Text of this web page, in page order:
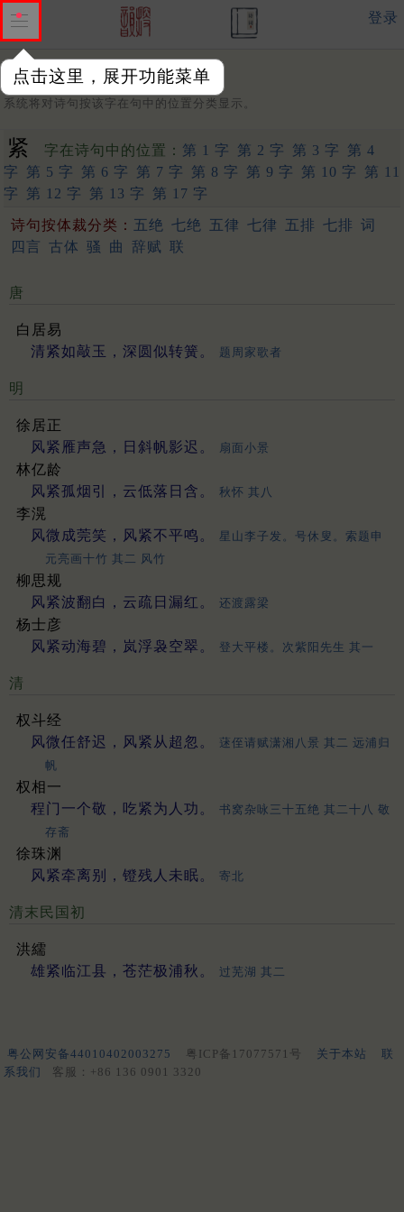
点击这里，展开功能菜单
登录
字：
系统将对诗句按该字在句中的位置分类显示。
紧 字在诗句中的位置： 第 1 字 第 2 字 第 3 字
第 4
字
第 5 字 第 6 字 第 7 字 第 8 字 第 9 字 第 10 字
第 11
字
第 12 字 第 13 字 第 17 字
诗句按体裁分类： 五绝 七绝 五律 七律 五排 七排 词
四言 古体 骚 曲 辞赋 联
唐
白居易
清紧如敲玉，深圆似转簧。
题周家歌者
明
徐居正
风紧雁声急，日斜帆影迟。
扇面小景
林亿龄
风紧孤烟引，云低落日含。
秋怀 其八
李滉
风微成莞笑，风紧不平鸣。
星山李子发。号休叟。索题申
元亮画十竹 其二 风竹
柳思规
风紧波翻白，云疏日漏红。
还渡露梁
杨士彦
风紧动海碧，岚浮袅空翠。
登大平楼。次紫阳先生 其一
清
权斗经
风微任舒迟，风紧从超忽。
蒁侄请赋潇湘八景 其二 远浦归
帆
权相一
程门一个敬，吃紧为人功。
书窝杂咏三十五绝 其二十八 敬
存斋
徐珠渊
风紧牵离别，镫残人未眠。
寄北
清末民国初
洪繻
雄紧临江县，苍茫极浦秋。
过芜湖 其二
粤公网安备44010402003275 粤ICP备17077571号 关于本站
联
系我们
客服：+86 136 0901 3320